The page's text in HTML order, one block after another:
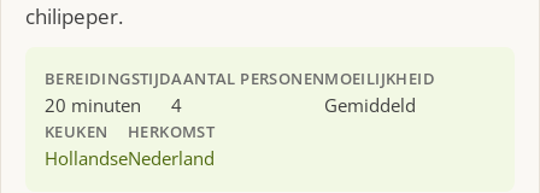
chilipeper.
BEREIDINGSTIJD
20 minuten
AANTAL PERSONEN
4
MOEILIJKHEID
Gemiddeld
KEUKEN
Hollandse
HERKOMST
Nederland